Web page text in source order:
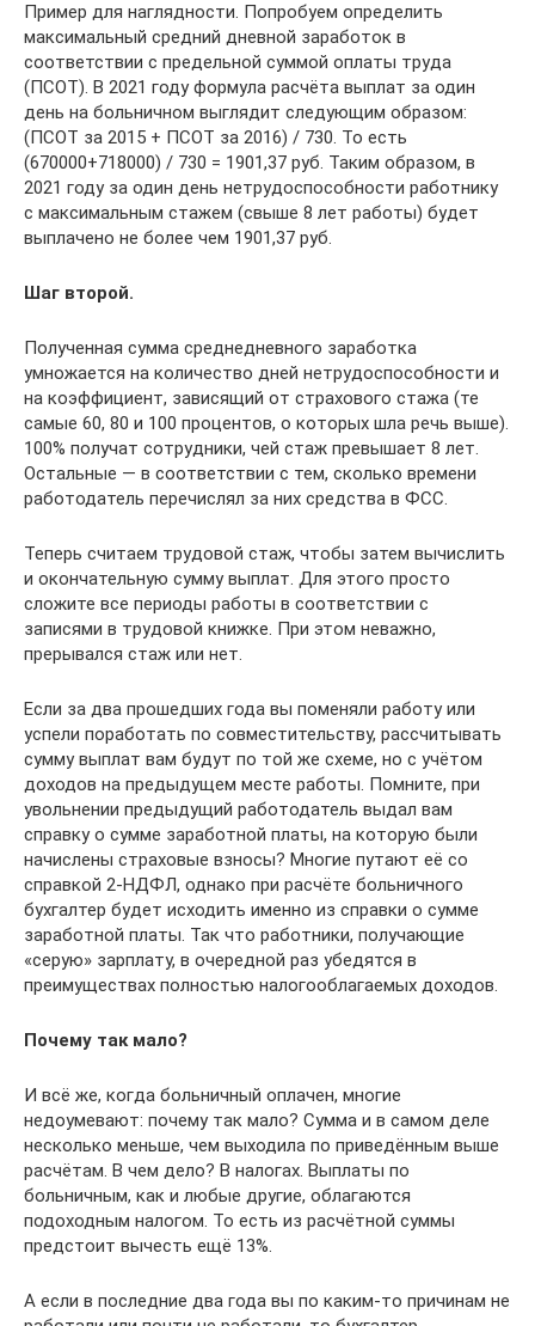
Пример для наглядности. Попробуем определить
максимальный средний дневной заработок в
соответствии с предельной суммой оплаты труда
(ПСОТ). В 2021 году формула расчёта выплат за один
день на больничном выглядит следующим образом:
(ПСОТ за 2015 + ПСОТ за 2016) / 730. То есть
(670000+718000) / 730 = 1901,37 руб. Таким образом, в
2021 году за один день нетрудоспособности работнику
с максимальным стажем (свыше 8 лет работы) будет
выплачено не более чем 1901,37 руб.
Шаг второй.
Полученная сумма среднедневного заработка
умножается на количество дней нетрудоспособности и
на коэффициент, зависящий от страхового стажа (те
самые 60, 80 и 100 процентов, о которых шла речь выше).
100% получат сотрудники, чей стаж превышает 8 лет.
Остальные — в соответствии с тем, сколько времени
работодатель перечислял за них средства в ФСС.
Теперь считаем трудовой стаж, чтобы затем вычислить
и окончательную сумму выплат. Для этого просто
сложите все периоды работы в соответствии с
записями в трудовой книжке. При этом неважно,
прерывался стаж или нет.
Если за два прошедших года вы поменяли работу или
успели поработать по совместительству, рассчитывать
сумму выплат вам будут по той же схеме, но с учётом
доходов на предыдущем месте работы. Помните, при
увольнении предыдущий работодатель выдал вам
справку о сумме заработной платы, на которую были
начислены страховые взносы? Многие путают её со
справкой 2-НДФЛ, однако при расчёте больничного
бухгалтер будет исходить именно из справки о сумме
заработной платы. Так что работники, получающие
«серую» зарплату, в очередной раз убедятся в
преимуществах полностью налогооблагаемых доходов.
Почему так мало?
И всё же, когда больничный оплачен, многие
недоумевают: почему так мало? Сумма и в самом деле
несколько меньше, чем выходила по приведённым выше
расчётам. В чем дело? В налогах. Выплаты по
больничным, как и любые другие, облагаются
подоходным налогом. То есть из расчётной суммы
предстоит вычесть ещё 13%.
А если в последние два года вы по каким-то причинам не